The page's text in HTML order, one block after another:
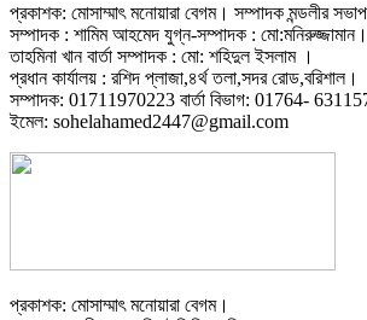
প্রকাশক: মোসাম্মাৎ মনোয়ারা বেগম। সম্পাদক মন্ডলীর
সম্পাদক : শামিম আহমেদ যুগ্ন-সম্পাদক : মো:মনিরুজ্জামান।
তাহমিনা খান বার্তা সম্পাদক : মো: শহিদুল ইসলাম ।
প্রধান কার্যালয় : রশিদ প্লাজা,৪র্থ তলা,সদর রোড,বরিশাল।
সম্পাদক: 01711970223 বার্তা বিভাগ: 01764-
ইমেল: sohelahamed2447@gmail.com
প্রকাশক: মোসাম্মাৎ মনোয়ারা বেগম।